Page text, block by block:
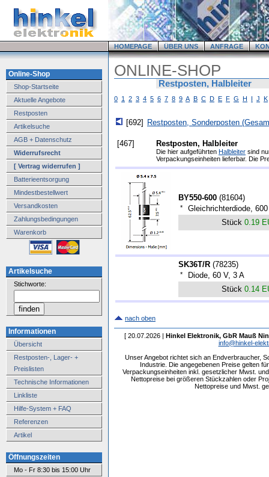
HOMEPAGE ÜBER UNS ANFRAGE
Online-Shop
Shop-Startseite
Aktuelle Angebote
Restposten
Artikelsuche
AGB + Datenschutz
Widerrufsrecht
[ Vertrag widerrufen ]
Batterieentsorgung
Mindestbestellwert
Versandkosten
Zahlungsbedingungen
Warenkorb
Artikelsuche
Stichworte:
Informationen
Übersicht
Restposten-, Lager- +
Preislisten
Technische Informationen
Linkliste
Hilfe-System + FAQ
Referenzen
Artikel
Öffnungszeiten
Mo - Fr 8:30 bis 15:00 Uhr
ONLINE-SHOP
Restposten, Halbleiter
0 1 2 3 4 5 6 7 8 9 A B C D E F G H I J K
[692] Restposten, Sonderposten
[467] Restposten, Halbleiter
Die hier aufgeführten Halbleiter sind
Verpackungseinheiten lieferbar. Die
BY550-600 (81604)
*
Gleichrichterdiode,
Stück 0.19
SK36T/R (78235)
*
Diode, 60 V, 3 A
Stück 0.14
nach oben
[ 20.07.2026 | Hinkel Elektronik, GbR Mauß
info@hinkel-
Unser Angebot richtet sich an Endverbraucher,
Industrie. Die angegebenen Preise gelten
Verpackungseinheiten inkl. gesetzlicher Mwst.
Nettopreise bei größeren Stückzahlen oder
Nettopreise und Mwst.